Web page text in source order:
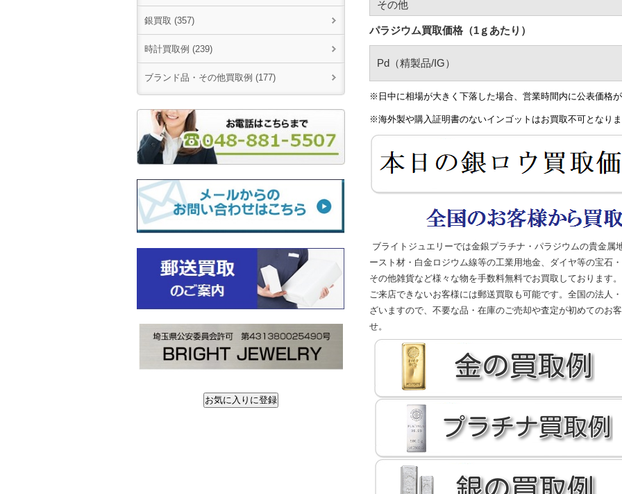
その他
パラジウム買取価格（1ｇあたり）
Pd（精製品/IG）
※日中に相場が大きく下落した場合、営業時間内に公表価格
※海外製や購入証明書のないインゴットはお買取不可となり
ブライトジュエリーでは金銀プラチナ・パラジウムの貴金属
ースト材・白金ロジウム線等の工業用地金、ダイヤ等の宝石
その他雑貨など様々な物を手数料無料でお買取しております。
ご来店できないお客様には郵送買取も可能です。全国の法人
ざいますので、不要な品・在庫のご売却や査定が初めてのお
せ。
銀買取 (357)
時計買取例 (239)
ブランド品・その他買取例 (177)